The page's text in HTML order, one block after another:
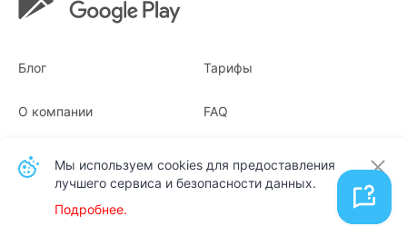
Блог Тарифы
О компании
Квитанции
FAQ
Мы используем cookies для предоставления
лучшего сервиса и безопасности данных.
Подробнее.